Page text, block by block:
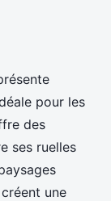
pour les
des
ses ruelles
une